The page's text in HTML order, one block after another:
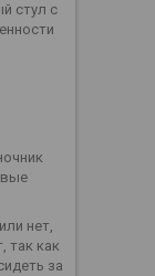
стул с
нет,
так как
за